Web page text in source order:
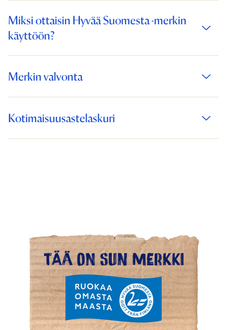
Miksi ottaisin Hyvää Suomesta -merkin
käyttöön?
Merkin valvonta
Kotimaisuusastelaskuri